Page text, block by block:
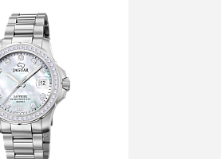
В корзину
К сравнению
В наличии